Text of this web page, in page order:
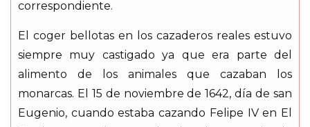
correspondiente.
El coger bellotas en los cazaderos reales estuvo
siempre muy castigado ya que era parte del
alimento de los animales que cazaban los
monarcas. El 15 de noviembre de 1642, día de san
Eugenio, cuando estaba cazando Felipe IV en El